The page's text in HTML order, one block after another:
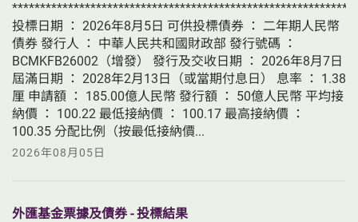
投標日期 ： 2026年8月5日 可供投標債券 ： 二年期人民幣
債券 發行人 ： 中華人民共和國財政部 發行號碼 ：
BCMKFB26002（增發） 發行及交收日期 ： 2026年8月7日
屆滿日期 ： 2028年2月13日（或當期付息日） 息率 ： 1.38
厘 申請額 ： 185.00億人民幣 發行額 ： 50億人民幣 平均接
納價 ： 100.22 最低接納價 ： 100.17 最高接納價 ：
100.35 分配比例（按最低接納價...
2026年08月05日
外匯基金票據及債券 - 投標結果